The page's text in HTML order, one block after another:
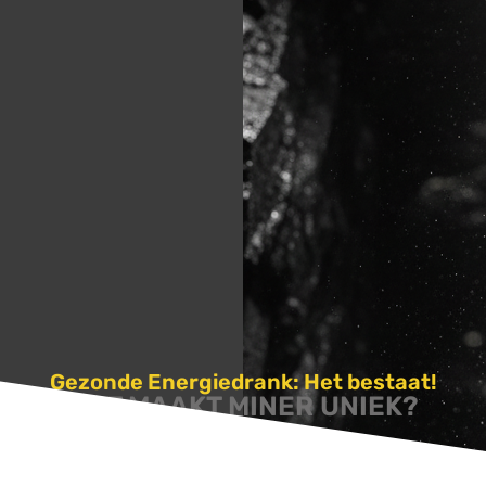
Gezonde Energiedrank: Het bestaat!
WAT MAAKT MINER UNIEK?
natuurlijke samenstelling bestaande uit: Guaraná, Ribose en